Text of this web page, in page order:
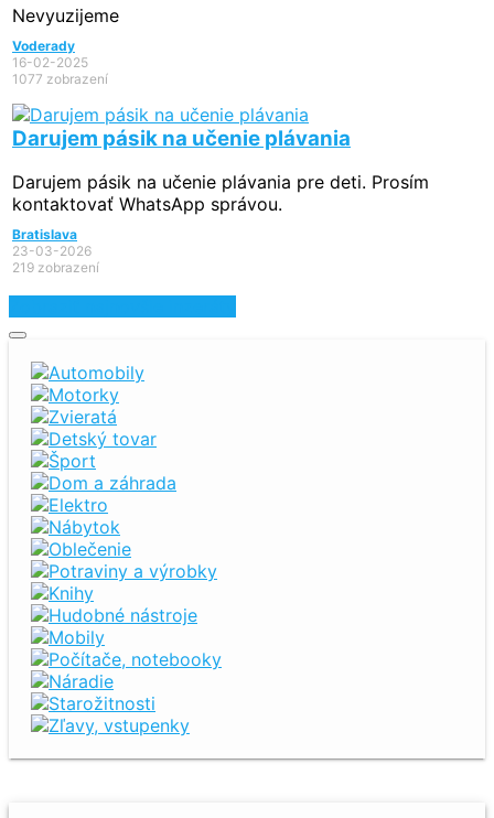
Nevyuzijeme
Voderady
16-02-2025
1077 zobrazení
Darujem pásik na učenie plávania
Darujem pásik na učenie plávania pre deti. Prosím
kontaktovať WhatsApp správou.
Bratislava
23-03-2026
219 zobrazení
Automobily
Motorky
Zvieratá
Detský tovar
Šport
Dom a záhrada
Elektro
Nábytok
Oblečenie
Potraviny a výrobky
Knihy
Hudobné nástroje
Mobily
Počítače, notebooky
Náradie
Starožitnosti
Zľavy, vstupenky